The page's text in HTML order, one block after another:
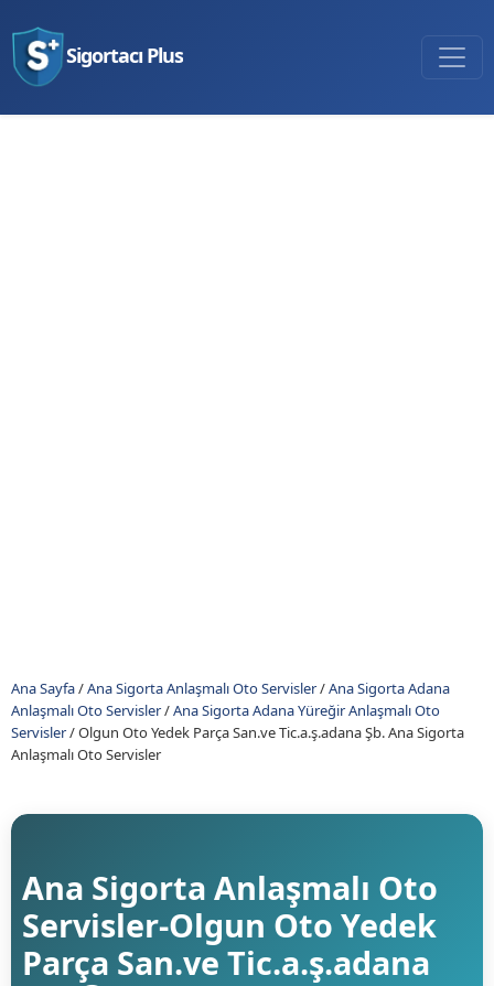
Sigortacı Plus
Ana Sayfa/Ana Sigorta Anlaşmalı Oto Servisler/Ana Sigorta Adana
Anlaşmalı Oto Servisler/Ana Sigorta Adana Yüreğir Anlaşmalı Oto
Servisler/Olgun Oto Yedek Parça San.ve Tic.a.ş.adana Şb. Ana Sigorta
Anlaşmalı Oto Servisler
Ana Sigorta Anlaşmalı Oto
Servisler-Olgun Oto Yedek
Parça San.ve Tic.a.ş.adana